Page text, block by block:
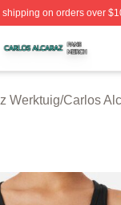
shipping on orders over
⚡️ Officially
Werktuig/Carlos